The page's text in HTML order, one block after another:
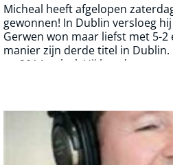
Micheal heeft afgelopen
gewonnen! In Dublin versloeg
Gerwen won maar liefst met 5-
manier zijn derde titel in
en 2014 ook al. Hij houd er een
110.000 euro aan over. Om het
Van Gerwen de enige